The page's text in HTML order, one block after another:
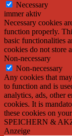
Necessary
immer aktiv
Necessary cookies
function properly.
basic functionalities
cookies do not store
Non-necessary
Non-necessary
Any cookies that
to function and is
analytics, ads, other
cookies. It is
these cookies on
SPEICHERN &
Anzeige